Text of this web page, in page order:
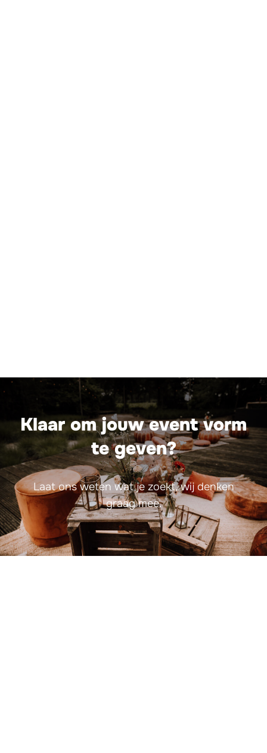
Klaar om jouw event vorm
te geven?
Laat ons weten wat je zoekt, wij denken
graag mee.